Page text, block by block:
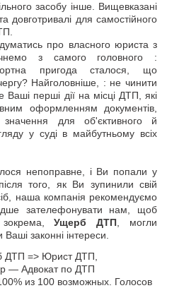
засобу інше. Вищевказані
довготривалі для самостійного
про власного юриста з
з самого головного :
пригода сталося, що
Найголовніше, : не чинити
Ваші перші дії на місці ДТП, які
оформленням документів,
для об'єктивного й
у суді в майбутньому всіх
непоправне, і Ви попали у
того, як Ви зупинили свій
наша компанія рекомендуємо
зателефонувати нам, щоб
зокрема,Ущерб ДТП , могли
законні інтереси.
ДТП => Юрист ДТП
— Адвокат по ДТП
% из 100возможных. Голосов